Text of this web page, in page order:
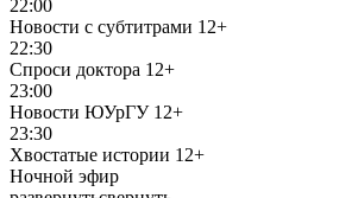
22:00
Новости с субтитрами 12+
22:30
Спроси доктора 12+
23:00
Новости ЮУрГУ 12+
23:30
Хвостатые истории 12+
Ночной эфир